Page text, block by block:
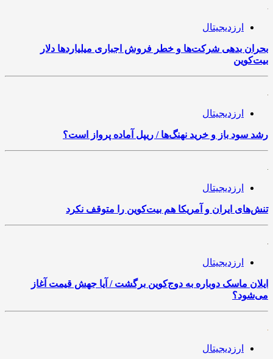
ارزدیجیتال
بحران بدهی شرکت‌ها و خطر فروش اجباری میلیاردها دلار
بیت‌کوین
ارزدیجیتال
رشد سود باز و خرید نهنگ‌ها / ریپل آماده پرواز است؟
ارزدیجیتال
تنش‌های ایران و آمریکا هم بیت‌کوین را متوقف نکرد
ارزدیجیتال
ایلان ماسک دوباره به دوج‌کوین برگشت / آیا جهش قیمت آغاز
می‌شود؟
ارزدیجیتال